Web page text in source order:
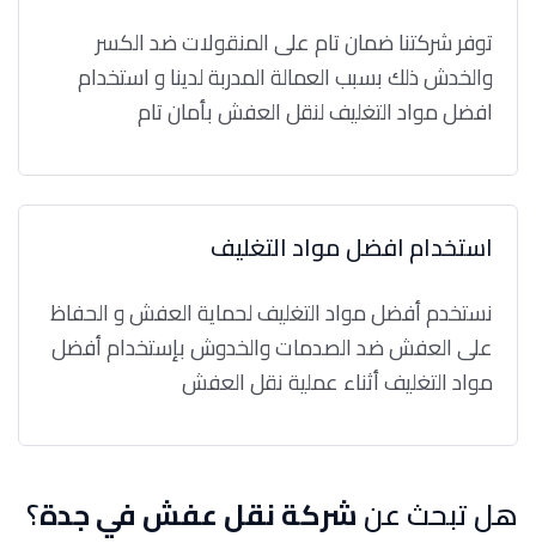
توفر شركتنا ضمان تام على المنقولات ضد الكسر
والخدش ذلك بسبب العمالة المدربة لدينا و استخدام
افضل مواد التغليف لنقل العفش بأمان تام
استخدام افضل مواد التغليف
نستخدم أفضل مواد التغليف لحماية العفش و الحفاظ
على العفش ضد الصدمات والخدوش بإستخدام أفضل
مواد التغليف أثناء عملية نقل العفش
هل تبحث عنشركة نقل عفش في جدة؟